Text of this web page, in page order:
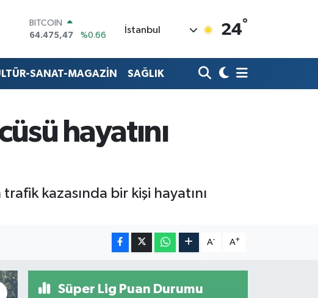
BITCOIN
64.475,47
%0.66
47,5971
%0.05
EURO
GRAM ALTIN
6518.23
%0.39
BİST100
İstanbul 24°
SANAT-MAGAZİN SAĞLIK
hayatını
kazasında bir kişi hayatını
A- A+
Süper Lig Puan Durumu